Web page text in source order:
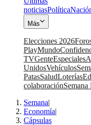
noticiasPolítica
Más
Elecciones 2026
PlayMundo
TVGenteEspeciales
UnidosVehículos
PatasSaludLoterías
colaboraciónSemana
Semana|
Economía|
Cápsulas